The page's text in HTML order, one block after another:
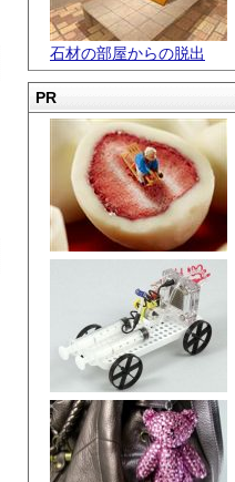
石材の部屋からの脱出
PR